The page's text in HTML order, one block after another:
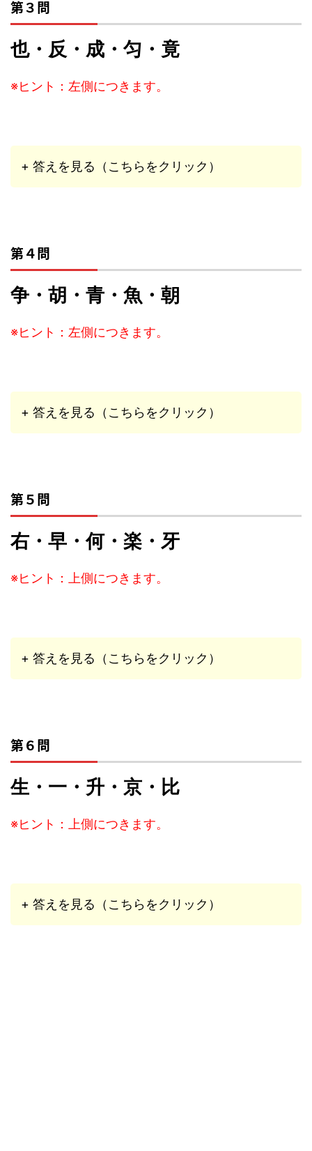
第３問
也・反・成・匀・竟
※ヒント：左側につきます。
+ 答えを見る（こちらをクリック）
第４問
争・胡・青・魚・朝
※ヒント：左側につきます。
+ 答えを見る（こちらをクリック）
第５問
右・早・何・楽・牙
※ヒント：上側につきます。
+ 答えを見る（こちらをクリック）
第６問
生・一・升・京・比
※ヒント：上側につきます。
+ 答えを見る（こちらをクリック）